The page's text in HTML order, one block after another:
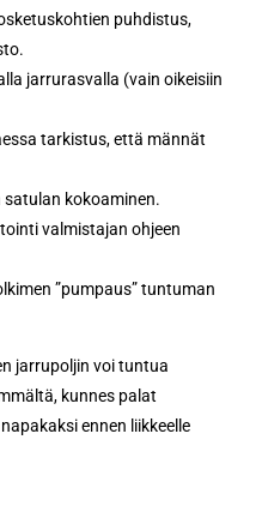
puhdistus,
jarrurasvalla (vain oikeisiin
tarkistus, että männät
satulan kokoaminen.
valmistajan ohjeen
”pumpaus” tuntuman
jarrupoljin voi tuntua
kunnes palat
ennen liikkeelle